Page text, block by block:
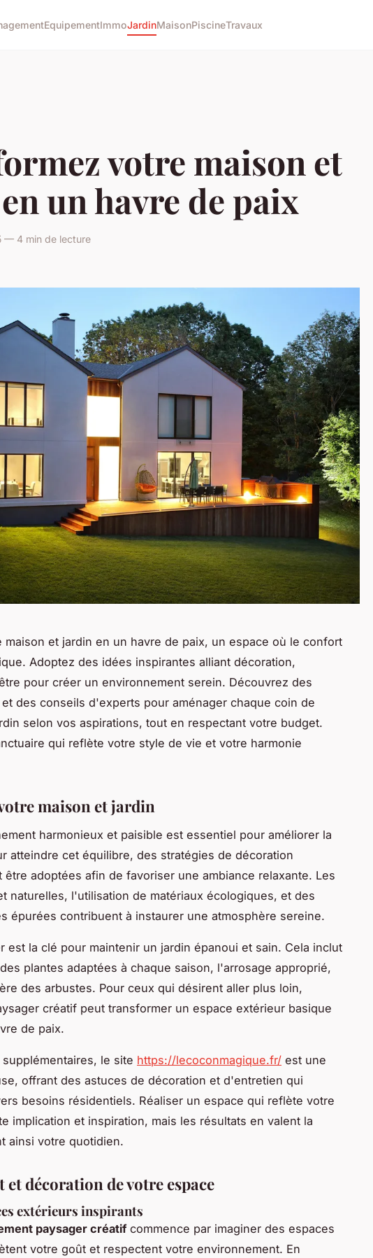
EquipementImmoJardinMaisonPiscineTravaux
votre maison et
un havre de paix
— 4 min de lecture
maison et jardin en un havre de paix, un espace où le confort
Adoptez des idées inspirantes alliant décoration,
pour créer un environnement serein. Découvrez des
des conseils d'experts pour aménager chaque coin de
selon vos aspirations, tout en respectant votre budget.
qui reflète votre style de vie et votre harmonie
maison et jardin
harmonieux et paisible est essentiel pour améliorer la
atteindre cet équilibre, des stratégies de décoration
être adoptées afin de favoriser une ambiance relaxante. Les
naturelles, l'utilisation de matériaux écologiques, et des
épurées contribuent à instaurer une atmosphère sereine.
est la clé pour maintenir un jardin épanoui et sain. Cela inclut
plantes adaptées à chaque saison, l'arrosage approprié,
des arbustes. Pour ceux qui désirent aller plus loin,
créatif peut transformer un espace extérieur basique
de paix.
le site https://lecoconmagique.fr/ est une
offrant des astuces de décoration et d'entretien qui
besoins résidentiels. Réaliser un espace qui reflète votre
implication et inspiration, mais les résultats en valent la
ainsi votre quotidien.
et décoration de votre espace
extérieurs inspirants
paysager créatifcommence par imaginer des espaces
votre goût et respectent votre environnement. En